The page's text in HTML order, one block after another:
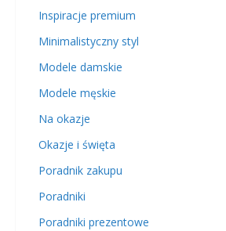
Inspiracje premium
Minimalistyczny styl
Modele damskie
Modele męskie
Na okazje
Okazje i święta
Poradnik zakupu
Poradniki
Poradniki prezentowe